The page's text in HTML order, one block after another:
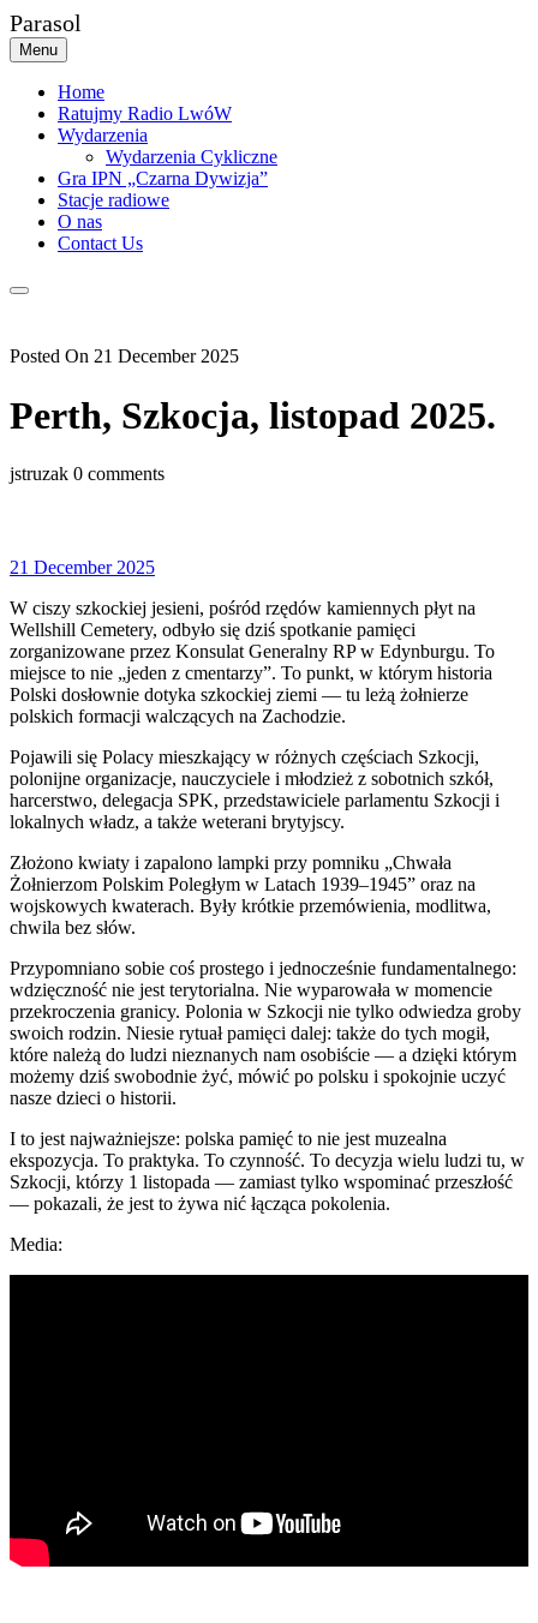
Skip
to
content
Parasol
Menu
Home
Ratujmy Radio LwóW
Wydarzenia
Wydarzenia Cykliczne
Gra IPN „Czarna Dywizja”
Stacje radiowe
O nas
Contact Us
Posted On 21 December 2025
Perth, Szkocja, listopad 2025.
jstruzak 0 comments
21 December 202521
2025
W ciszy szkockiej jesieni, pośród rzędów kamiennych płyt na
Wellshill Cemetery, odbyło się dziś spotkanie pamięci
zorganizowane przez Konsulat Generalny RP w Edynburgu. To
miejsce to nie „jeden z cmentarzy”. To punkt, w którym historia
Polski dosłownie dotyka szkockiej ziemi — tu leżą żołnierze
polskich formacji walczących na Zachodzie.
Pojawili się Polacy mieszkający w różnych częściach Szkocji,
polonijne organizacje, nauczyciele i młodzież z sobotnich szkół,
harcerstwo, delegacja SPK, przedstawiciele parlamentu Szkocji i
lokalnych władz, a także weterani brytyjscy.
Złożono kwiaty i zapalono lampki przy pomniku „Chwała
Żołnierzom Polskim Poległym w Latach 1939–1945” oraz na
wojskowych kwaterach. Były krótkie przemówienia, modlitwa,
chwila bez słów.
Przypomniano sobie coś prostego i jednocześnie fundamentalnego:
wdzięczność nie jest terytorialna. Nie wyparowała w momencie
przekroczenia granicy. Polonia w Szkocji nie tylko odwiedza groby
swoich rodzin. Niesie rytuał pamięci dalej: także do tych mogił,
które należą do ludzi nieznanych nam osobiście — a dzięki którym
możemy dziś swobodnie żyć, mówić po polsku i spokojnie uczyć
nasze dzieci o historii.
I to jest najważniejsze: polska pamięć to nie jest muzealna
ekspozycja. To praktyka. To czynność. To decyzja wielu ludzi tu, w
Szkocji, którzy 1 listopada — zamiast tylko wspominać przeszłość
— pokazali, że jest to żywa nić łącząca pokolenia.
Media: